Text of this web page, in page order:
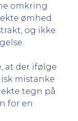
omkring
ømhed
og ikke
at der ifølge
mistanke
tegn på
for en